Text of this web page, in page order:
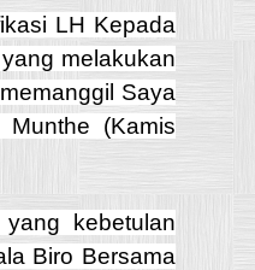
LH Kepada
melakukan
Saya
(Kamis
kebetulan
Biro Bersama